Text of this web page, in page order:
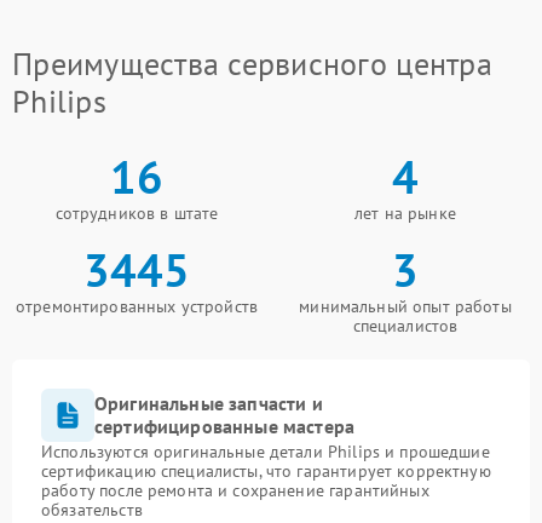
Преимущества сервисного центра
Philips
16
сотрудников в штате
4
лет на рынке
3445
отремонтированных устройств
3
минимальный опыт работы
специалистов
Оригинальные запчасти и
сертифицированные мастера
Используются оригинальные детали Philips и прошедшие
сертификацию специалисты, что гарантирует корректную
работу после ремонта и сохранение гарантийных
обязательств